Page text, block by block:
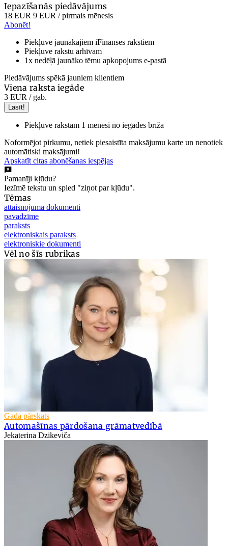
Iepazīšanās piedāvājums
18 EUR 9 EUR / pirmais mēnesis
Abonēt!
Piekļuve jaunākajiem iFinanses rakstiem
Piekļuve rakstu arhīvam
1x nedēļā jaunāko tēmu apkopojums e-pastā
Piedāvājums spēkā jauniem klientiem
Viena raksta iegāde
3 EUR / gab.
Lasīt!
Piekļuve rakstam 1 mēnesi no iegādes brīža
Noformējot pirkumu, netiek piesaistīta maksājumu karte un nenotiek
automātiski maksājumi!
Apskatīt citas abonēšanas iespējas
Pamanīji kļūdu?
Iezīmē tekstu un spied "ziņot par kļūdu".
Tēmas
attaisnojuma dokumenti
pavadzīme
paraksts
elektroniskais paraksts
elektroniskie dokumenti
Vēl no šīs rubrikas
Gada pārskats
Automašīnas pārdošana grāmatvedībā
Jekaterina Dzikeviča